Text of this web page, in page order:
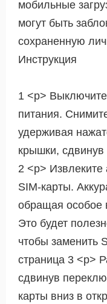
мобильные
могут быть
сохраненную
Инструкция
1 <р>
питания.
удерживая
крышки, сдвинув
2 <р> Извлеките
SIM-карты.
обращая особое
Это будет
чтобы заменить
страница 3 <р>
сдвинув
карты вниз в